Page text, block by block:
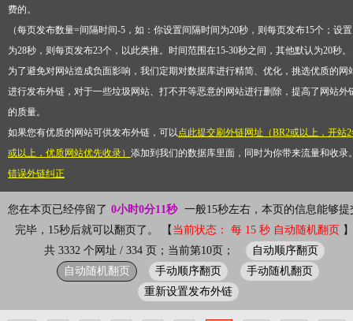
费的。
（每页发布数量=间隔时间-5，如：你设置间隔时间为20秒，则每页发布15个；设置
为28秒，则每页发布23个，以此类推。时间范围在15-30秒之间，其他默认为20秒
为了避免对网站造成负面影响，我们定期对数据库进行精简、优化，挑选优质的网
进行发布外链，对于一些垃圾网站、打不开等恶意的网站进行删除，提高了网站外
的质量。
如果您有优质的网站可供发布外链，可以点此提交刷外链网址（BR2或以上，开站
或以上，优质网站优先收录） 添加到我们的数据库里面，同时为你带来流量和收录
错误外链纠正
您在本页已经停留了 0小时0分11秒 一般15秒左右，本页的信息能够提
完毕，15秒后就可以翻页了。 【 当前状态： 每 15 秒 自动随机翻页 】
共 3332 个网址 / 334 页；当前第10页；
自动顺序翻页
自动随机翻页
手动顺序翻页
手动随机翻页
重新设置发布外链